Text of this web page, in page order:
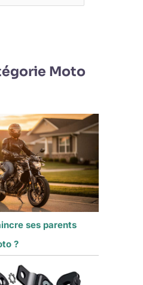
Moto
ses parents
?